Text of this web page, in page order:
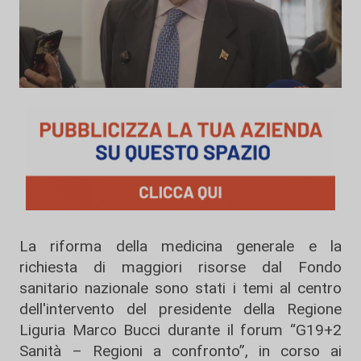
La riforma della medicina generale e la
richiesta di maggiori risorse dal Fondo
sanitario nazionale sono stati i temi al centro
dell'intervento del presidente della Regione
Liguria Marco Bucci durante il forum “G19+2
Sanità – Regioni a confronto”, in corso ai